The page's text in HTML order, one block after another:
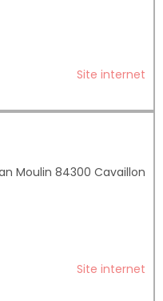
Site internet
Moulin 84300 Cavaillon
Site internet